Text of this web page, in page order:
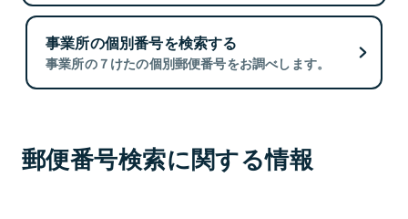
事業所の個別番号を検索する
事業所の７けたの個別郵便番号をお調べします。
郵便番号検索に関する情報